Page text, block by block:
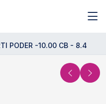
PODER -10.00 CB - 8.4